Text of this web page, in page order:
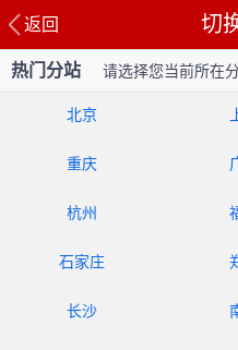
返回 切
热门分站 请选择您当前所在
北京
重庆
杭州
石家庄
长沙